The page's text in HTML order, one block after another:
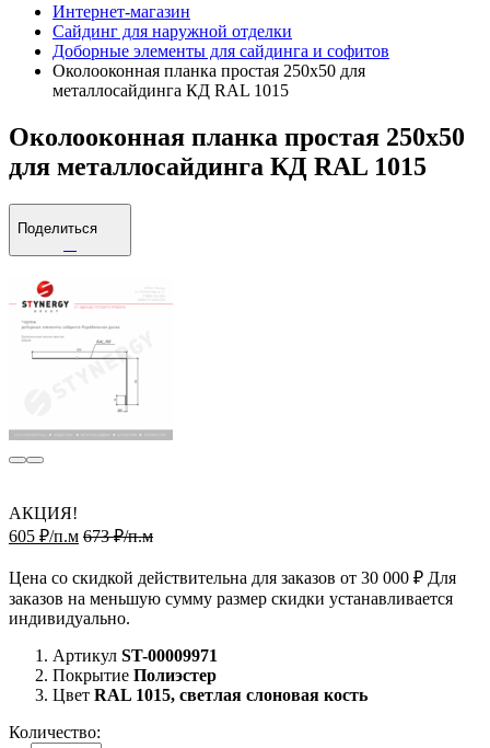
Интернет-магазин
Сайдинг для наружной отделки
Доборные элементы для сайдинга и софитов
Околооконная планка простая 250х50 для
металлосайдинга КД RAL 1015
Околооконная планка простая 250х50
для металлосайдинга КД RAL 1015
Поделиться
АКЦИЯ!
605 ₽/п.м 673 ₽/п.м
Цена со скидкой действительна для заказов от 30 000 ₽ Для
заказов на меньшую сумму размер скидки устанавливается
индивидуально.
Артикул ST-00009971
Покрытие Полиэстер
Цвет RAL 1015, светлая слоновая кость
Количество: